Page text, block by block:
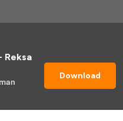
Reksa
Download